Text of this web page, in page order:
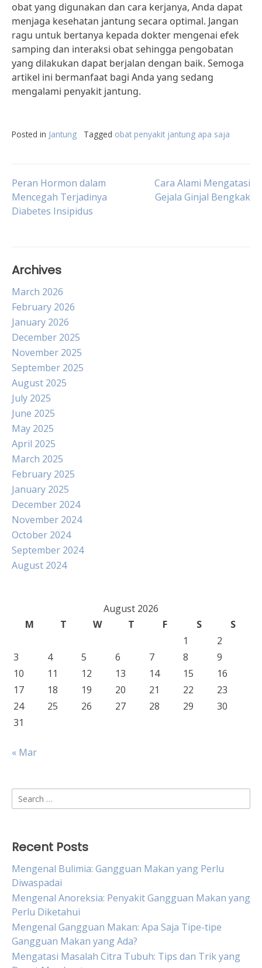
obat yang digunakan dan cara kerjanya, Anda dapat
menjaga kesehatan jantung secara optimal. Jangan
ragu untuk bertanya kepada dokter mengenai efek
samping dan interaksi obat sehingga pengobatan
yang dilakukan dapat berjalan dengan baik. Semoga
artikel ini bermanfaat bagi Anda yang sedang
mengalami penyakit jantung.
Posted in Jantung Tagged obat penyakit jantung apa saja
Post
navigation
Peran Hormon dalam
Mencegah Terjadinya
Diabetes Insipidus
Cara Alami Mengatasi
Gejala Ginjal Bengkak
Archives
March 2026
February 2026
January 2026
December 2025
November 2025
September 2025
August 2025
July 2025
June 2025
May 2025
April 2025
March 2025
February 2025
January 2025
December 2024
November 2024
October 2024
September 2024
August 2024
August 2026
M
T W T F S
S
1
2
3
4 5 6 7 8
9
10
11 12 13 14 15
16
17
18 19 20 21 22
23
24
25 26 27 28 29
30
31
« Mar
Search
for:
Recent Posts
Mengenal Bulimia: Gangguan Makan yang Perlu
Diwaspadai
Mengenal Anoreksia: Penyakit Gangguan Makan yang
Perlu Diketahui
Mengenal Gangguan Makan: Apa Saja Tipe-tipe
Gangguan Makan yang Ada?
Mengatasi Masalah Citra Tubuh: Tips dan Trik yang